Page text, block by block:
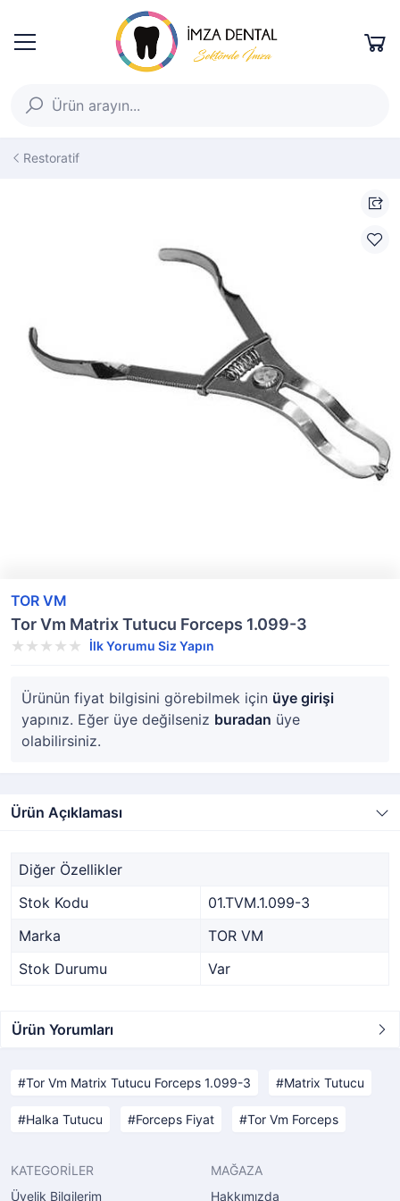
Restoratif
TOR VM
Tor Vm Matrix Tutucu Forceps 1.099-3
İlk Yorumu Siz Yapın
Ürünün fiyat bilgisini görebilmek için üye girişi
yapınız. Eğer üye değilseniz buradan üye
olabilirsiniz.
Ürün Açıklaması
Diğer Özellikler
Stok Kodu
01.TVM.1.099-3
Marka
TOR VM
Stok Durumu
Var
Ürün Yorumları
Tor Vm Matrix Tutucu Forceps 1.099-3 Matrix Tutucu
Halka Tutucu Forceps Fiyat Tor Vm Forceps
KATEGORİLER
Üyelik Bilgilerim
MAĞAZA
Hakkımızda